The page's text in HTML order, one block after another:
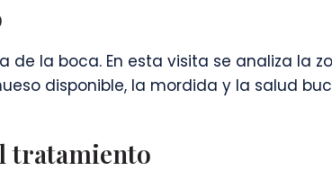
de la boca. En esta visita se analiza la
disponible, la mordida y la salud
tratamiento